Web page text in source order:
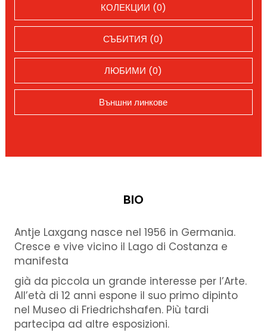
КОЛЕКЦИИ (0)
СЪБИТИЯ (0)
ЛЮБИМИ (0)
Външни линкове
BIO
Antje Laxgang nasce nel 1956 in Germania.
Cresce e vive vicino il Lago di Costanza e
manifesta
già da piccola un grande interesse per l’Arte.
All’età di 12 anni espone il suo primo dipinto
nel Museo di Friedrichshafen. Più tardi
partecipa ad altre esposizioni.